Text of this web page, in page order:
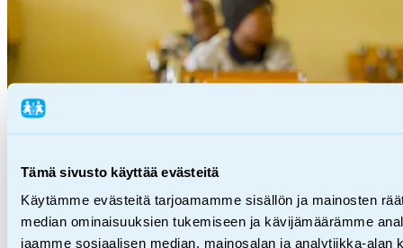
Tämä sivusto käyttää evästeitä
Käytämme evästeitä tarjoamamme sisällön ja mainosten
median ominaisuuksien tukemiseen ja kävijämäärämme
jaamme sosiaalisen median, mainosalan ja analytiikka-alan